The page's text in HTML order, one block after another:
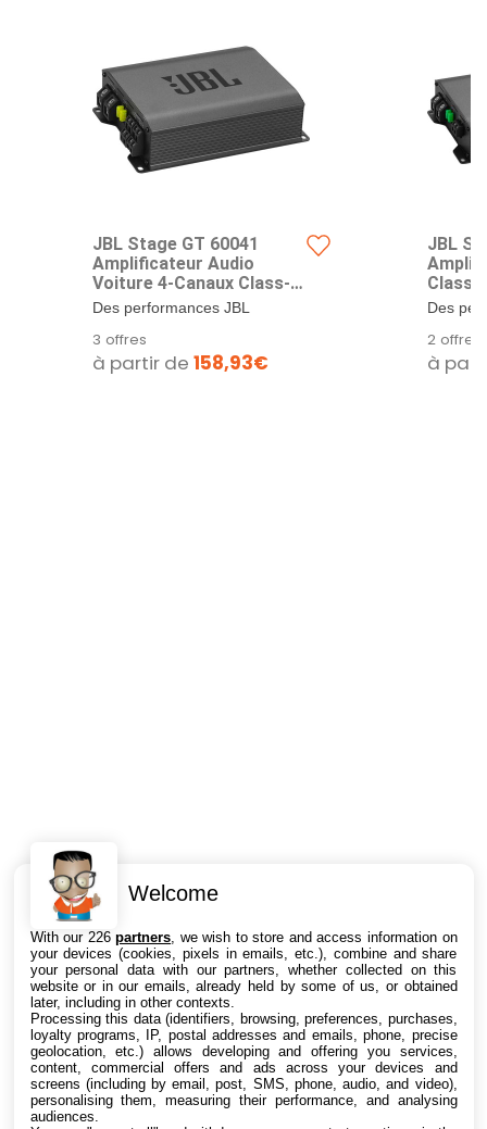
JBL Stage GT 60041
Amplificateur Audio
Voiture 4-Canaux Class-D,
1240W Max, 90W RMS x4 à
2 Ohm, Pour Systèmes
Avant/Arrière ou
Subwoofer, Protection
Intégrée, Design Compact
Des performances JBL
puissant et...
3 offres
à partir de 158,93€
JBL
Class-
Mono
à 2
Ohm,
Des
2 offres
à
Intéressant ? Partagez !
Welcome
With our 226partners , we wish to store and access information on
your devices (cookies, pixels in emails, etc.), combine and share
your personal data with our partners, whether collected on this
website or in our emails, already held by some of us, or obtained
later, including in other contexts.
Processing this data (identifiers, browsing, preferences, purchases,
loyalty programs, IP, postal addresses and emails, phone, precise
geolocation, etc.) allows developing and offering you services,
content, commercial offers and ads across your devices and
screens (including by email, post, SMS, phone, audio, and video),
personalising them, measuring their performance, and analysing
audiences.